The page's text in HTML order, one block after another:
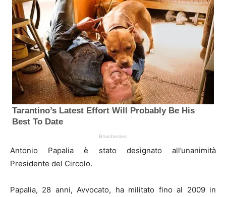
Antonio Papalia è stato designato all’unanimità
Presidente del Circolo.
Papalia, 28 anni, Avvocato, ha militato fino al 2009 in